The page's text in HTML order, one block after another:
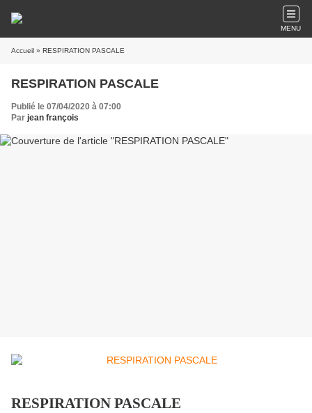
MENU
Accueil » RESPIRATION PASCALE
RESPIRATION PASCALE
Publié le 07/04/2020 à 07:00
Par jean françois
RESPIRATION PASCALE